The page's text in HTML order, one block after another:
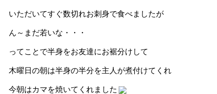
いただいてすぐ数切れお刺身で食べましたが
ん～まだ若いな・・・
ってことで半身をお友達にお裾分けして
木曜日の朝は半身の半分を主人が煮付けてくれ
今朝はカマを焼いてくれました